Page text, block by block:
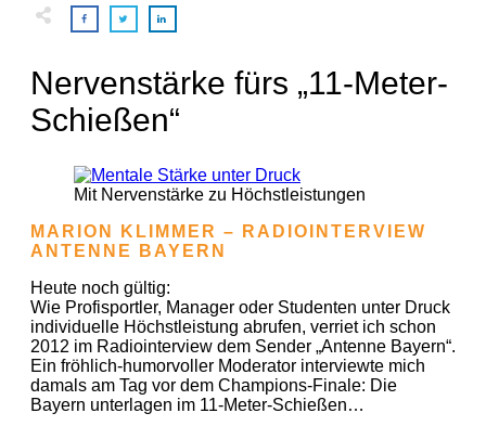
Nervenstärke fürs „11-Meter-
Schießen“
Mit Nervenstärke zu Höchstleistungen
MARION KLIMMER – RADIOINTERVIEW
ANTENNE BAYERN
Heute noch gültig:
Wie Profisportler, Manager oder Studenten unter Druck
individuelle Höchstleistung abrufen, verriet ich schon
2012 im Radiointerview dem Sender „Antenne Bayern“.
Ein fröhlich-humorvoller Moderator interviewte mich
damals am Tag vor dem Champions-Finale: Die
Bayern unterlagen im 11-Meter-Schießen…